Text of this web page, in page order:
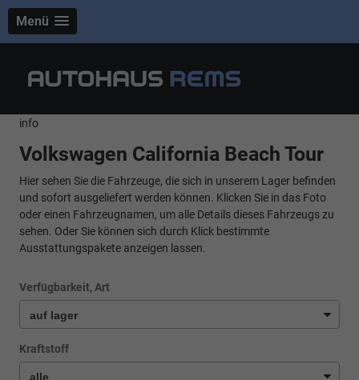
Menü
info
Volkswagen California Beach Tour
Hier sehen Sie die Fahrzeuge, die sich in unserem Lager befinden
und sofort ausgeliefert werden können. Klicken Sie in das Foto
oder einen Fahrzeugnamen, um alle Details dieses Fahrzeugs zu
sehen. Oder Sie können sich durch Klick bestimmte
Ausstattungspakete anzeigen lassen.
Verfügbarkeit, Art
Kraftstoff